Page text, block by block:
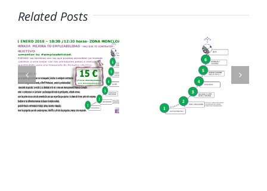
Related Posts
JORNADA
MEJORA
TU
Evento
Semana
de la